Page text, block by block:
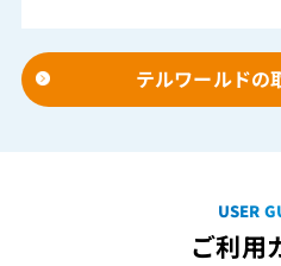
テルワールドの
USER
ご利用